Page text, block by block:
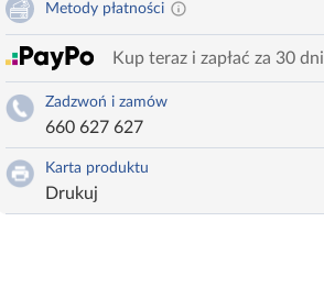
Metody płatności
Kup teraz i zapłać za 30 dni
Zadzwoń i zamów
660 627 627
Karta produktu
Drukuj